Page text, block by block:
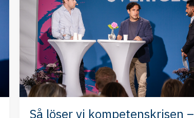
Så löser vi kompetenskrisen –